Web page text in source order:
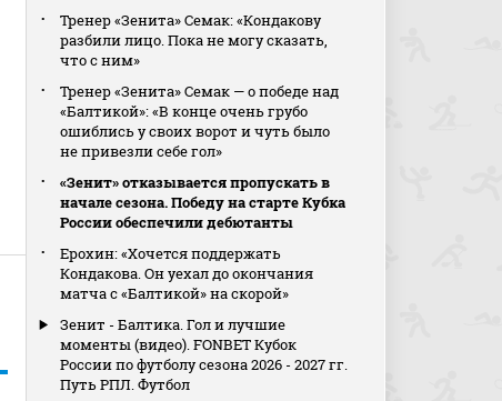
Тренер «Зенита» Семак: «Кондакову
разбили лицо. Пока не могу сказать,
что с ним»
Тренер «Зенита» Семак — о победе над
«Балтикой»: «В конце очень грубо
ошиблись у своих ворот и чуть было
не привезли себе гол»
«Зенит» отказывается пропускать в
начале сезона. Победу на старте Кубка
России обеспечили дебютанты
Ерохин: «Хочется поддержать
Кондакова. Он уехал до окончания
матча с «Балтикой» на скорой»
Зенит - Балтика. Гол и лучшие
моменты (видео). FONBET Кубок
России по футболу сезона 2026 - 2027 гг.
Путь РПЛ. Футбол